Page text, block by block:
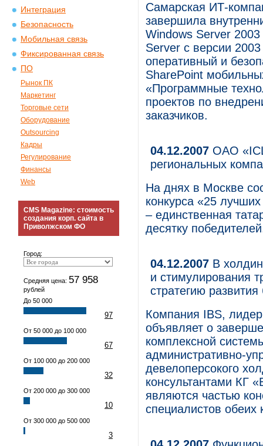
Интеграция
Безопасность
Мобильная связь
Фиксированная связь
ПО
Рынок ПК
Маркетинг
Торговые сети
Оборудование
Outsourcing
Кадры
Регулирование
Финансы
Web
CMS Magazine: стоимость
создания корп. сайта в
Приволжском ФО
Город:
Средняя цена: 57 958
рублей
До 50 000
97
От 50 000 до 100 000
67
От 100 000 до 200 000
32
От 200 000 до 300 000
10
От 300 000 до 500 000
3
Самарская ИТ-
завершила
Windows Server
Server с версии
оперативный и
SharePoint
«Программные
проектов по
заказчиков.
04.12.2007 ОАО
региональных
На днях в Москве
конкурса «25
– единственная
десятку
04.12.2007 В
и стимулирования
стратегию развития
Компания IBS,
объявляет о
комплексной
административно-
девелоперсокого
консультантами КГ
являются частью
специалистов обеих